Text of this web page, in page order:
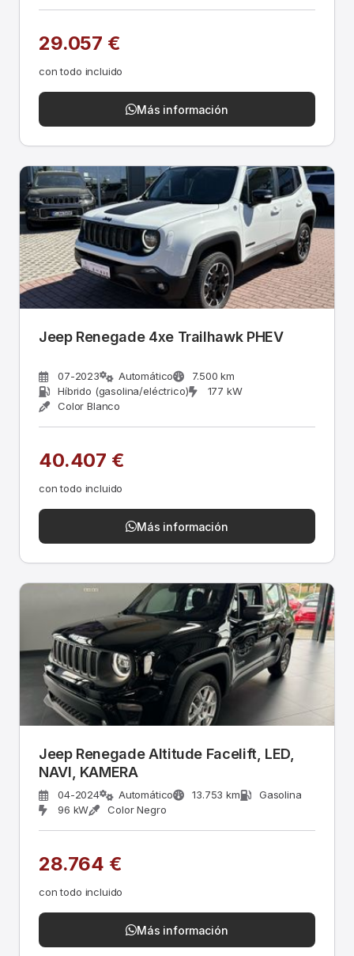
29.057 €
con todo incluido
Más información
Jeep Renegade 4xe Trailhawk PHEV
07-2023 Automático
7.500 km
Híbrido (gasolina/eléctrico)
177 kW
Color Blanco
40.407 €
con todo incluido
Más información
Jeep Renegade Altitude Facelift, LED,
NAVI, KAMERA
04-2024 Automático 13.753 km
Gasolina
96 kW
Color Negro
28.764 €
con todo incluido
Más información